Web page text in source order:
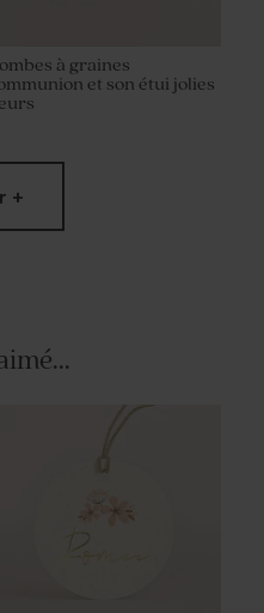
à graines
et son étui jolies
remerciement
+